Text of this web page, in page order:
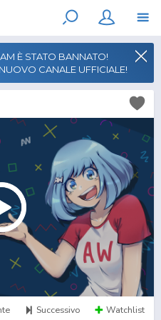
È STATO BANNATO!
CANALE UFFICIALE!
Successivo Watchlist